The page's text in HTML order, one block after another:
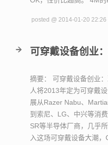
posted @ 2014-01-20 22:26
可穿戴设备创业
摘要： 可穿戴设备创业
人将2013年定为可穿戴
展从Razer Nabu、
到索尼、LG、中兴等消
SR等半导体厂商，几乎
入这场可穿戴设备大潮